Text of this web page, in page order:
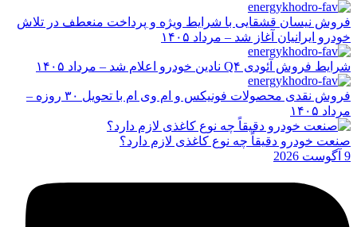
فروش نیسان قشقایی با شرایط ویژه و پرداخت منعطف در تلاش
خودرو ایرانیان آغاز شد – مرداد ۱۴۰۵
شرایط فروش آئودی Q۴ نادین خودرو اعلام شد – مرداد ۱۴۰۵
فروش نقدی محصولات فونیکس و ام وی ام با تحویل ۳۰ روزه –
مرداد ۱۴۰۵
صنعت خودرو دقیقاً چه نوع کاغذی لازم دارد؟
9 آگوست 2026